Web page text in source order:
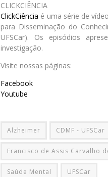
CLICKCIÊNCIA
ClickCiência é uma série de
para Disseminação do
UFSCar). Os episódios
investigação.
Visite nossas páginas:
Facebook
Youtube
Alzheimer CDMF - UFSCar
Francisco de Assis Carvalho
Saúde Mental UFSCar